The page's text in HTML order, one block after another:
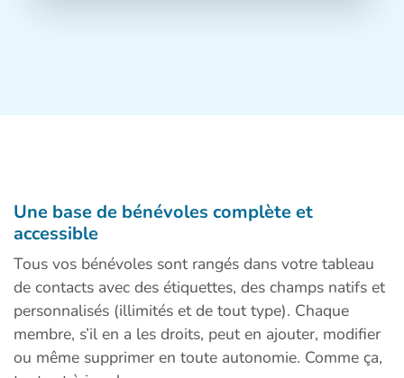
Une base de bénévoles complète et
accessible
Tous vos bénévoles sont rangés dans votre tableau
de contacts avec des étiquettes, des champs natifs et
personnalisés (illimités et de tout type). Chaque
membre, s’il en a les droits, peut en ajouter, modifier
ou même supprimer en toute autonomie. Comme ça,